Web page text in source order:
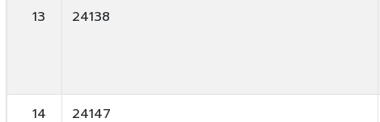
13 24138
14 24147